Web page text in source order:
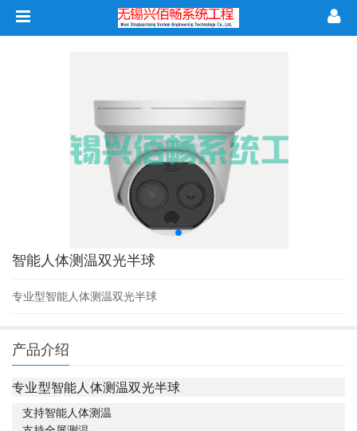
智能人体测温双光半球
专业型智能人体测温双光半球
产品介绍
专业型智能人体测温双光半球
支持智能人体测温